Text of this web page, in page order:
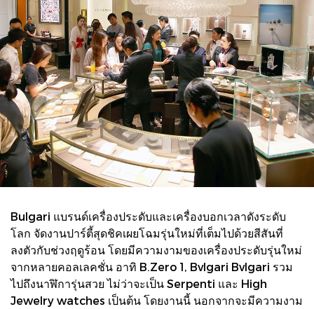
Bulgari แบรนด์เครื่องประดับและเครื่องบอกเวลาดังระดับ
โลก จัดงานปาร์ตี้สุดชิคเผยโฉมรุ่นใหม่ที่เต็มไปด้วยสีสันที่
ลงตัวกับช่วงฤดูร้อน โดยมีความงามของเครื่องประดับรุ่นใหม่
จากหลายคอลเลคชั่น อาทิ B.Zero 1, Bvlgari Bvlgari รวม
ไปถึงนาฬิการุ่นสวย ไม่ว่าจะเป็น Serpenti และ High
Jewelry watches เป็นต้น โดยงานนี้ นอกจากจะมีความงาม